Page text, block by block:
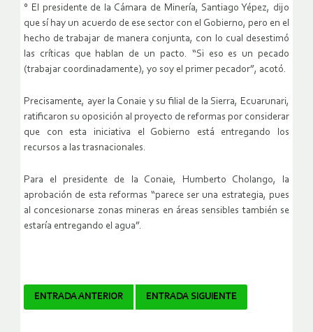
° El presidente de la Cámara de Minería, Santiago Yépez, dijo
que sí hay un acuerdo de ese sector con el Gobierno, pero en el
hecho de trabajar de manera conjunta, con lo cual desestimó
las críticas que hablan de un pacto. “Si eso es un pecado
(trabajar coordinadamente), yo soy el primer pecador”, acotó.
Precisamente, ayer la Conaie y su filial de la Sierra, Ecuarunari,
ratificaron su oposición al proyecto de reformas por considerar
que con esta iniciativa el Gobierno está entregando los
recursos a las trasnacionales.
Para el presidente de la Conaie, Humberto Cholango, la
aprobación de esta reformas “parece ser una estrategia, pues
al concesionarse zonas mineras en áreas sensibles también se
estaría entregando el agua”.
Navegador
ENTRADA ANTERIOR ENTRADA SIGUIENTE